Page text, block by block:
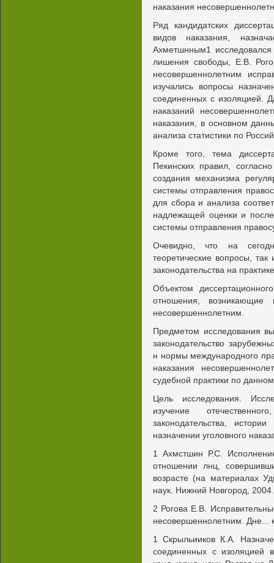
наказания
Ряд кандидатских
видов наказания,
Ахметшнным1
лишения свободы, Е.В.
несовершеннолетним
изучались вопросы
соединенных с изоляцией.
наказаний
наказания, в основном
анализа статистики по
Кроме того, тема
Пекинских правил,
создания механизма
системы отправления
для сбора и анализа
надлежащей оценки и
системы отправления
Очевидно, что на
теоретические вопросы,
законодательства на
Объектом
отношения, возникающие
несовершеннолетним.
Предметом исследования
законодательство
н нормы международного
наказания
судебной практики по
Цель исследования.
изучение
законодательства,
назначении уголовного
1 Ахмстшин Р.С.
отношении лнц,
возрасте (на материалах
наук. Нижний Новгород, 2004.
2 Рогова Е.В.
несовершеннолетним. Дне...
1 Скрыльииков К.А.
соединенных с изоляцией